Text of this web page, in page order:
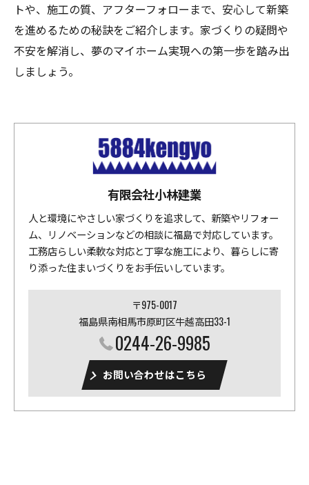
トや、施工の質、アフターフォローまで、安心して新築
を進めるための秘訣をご紹介します。家づくりの疑問や
不安を解消し、夢のマイホーム実現への第一歩を踏み出
しましょう。
有限会社小林建業
人と環境にやさしい家づくりを追求して、新築やリフォー
ム、リノベーションなどの相談に福島で対応しています。
工務店らしい柔軟な対応と丁寧な施工により、暮らしに寄
り添った住まいづくりをお手伝いしています。
〒975-0017
福島県南相馬市原町区牛越高田33-1
0244-26-9985
お問い合わせはこちら